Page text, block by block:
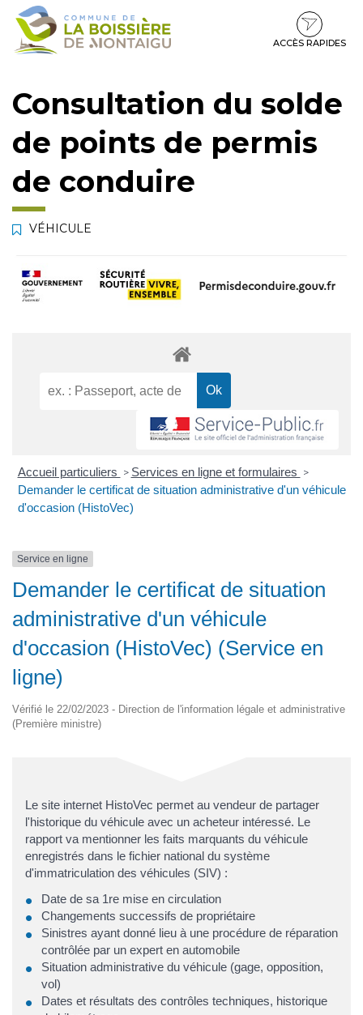
Gestion des traceurs
Aller
Aller
contenu
Aller
pied
ACCÈS RAPIDES
Consultation du solde
de points de permis
de conduire
VÉHICULE
Accueil particuliers > Services en ligne et formulaires >
Demander le certificat de situation administrative d'un véhicule
d'occasion (HistoVec)
Service en ligne
Demander le certificat de situation
administrative d'un véhicule
d'occasion (HistoVec) (Service en
ligne)
Vérifié le 22/02/2023 - Direction de l'information légale et administrative
(Première ministre)
Le site internet HistoVec permet au vendeur de partager
l'historique du véhicule avec un acheteur intéressé. Le
rapport va mentionner les faits marquants du véhicule
enregistrés dans le fichier national du système
d'immatriculation des véhicules (SIV) :
Date de sa 1re mise en circulation
Changements successifs de propriétaire
Sinistres ayant donné lieu à une procédure de réparation
contrôlée par un expert en automobile
Situation administrative du véhicule (gage, opposition,
vol)
Dates et résultats des contrôles techniques, historique